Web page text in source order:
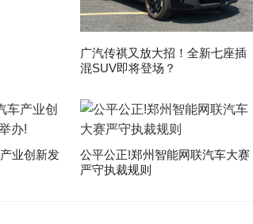
广汽传祺又放大招！全新七座插
混SUV即将登场？
业创新发
公平公正!郑州智能网联汽车大赛
严守执裁规则